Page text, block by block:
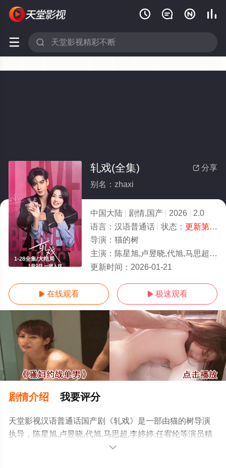
   
 
1-28全集/大结局
 分享
轧戏(全集)
别名：zhaxi
中国大陆 剧情,国产 2026
2.0
语言： 汉语普通话 状态： 更新第28集
导演： 猫的树
主演： 陈星旭,卢昱晓,代旭,马思超,李婷婷,任宥纶
更新时间： 2026-01-21
 在线观看  极速观看
剧情介绍 我要评分
天堂影视汉语普通话国产剧《轧戏》是一部由猫的树导演
执导，陈星旭,卢昱晓,代旭,马思超,李婷婷,任宥纶等演员精
彩演绎的中国大陆电视剧，大结局剧情已揭晓（1-28全
